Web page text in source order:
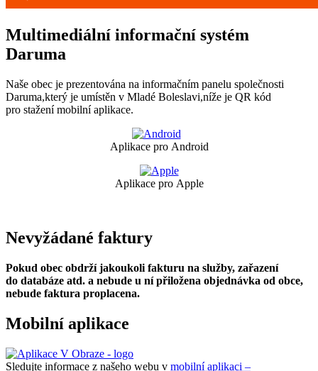
Multimediální informační systém
Daruma
Naše obec je prezentována na informačním panelu společnosti
Daruma,který je umístěn v Mladé Boleslavi,níže je QR kód
pro stažení mobilní aplikace.
Aplikace pro Android
Aplikace pro Apple
Nevyžádané faktury
Pokud obec obdrží jakoukoli fakturu na služby, zařazení
do databáze atd. a nebude u ní přiložena objednávka od obce,
nebude faktura proplacena.
Mobilní aplikace
Sledujte informace z našeho webu v mobilní aplikaci –